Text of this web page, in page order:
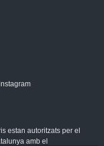
estan autoritzats per el
amb el